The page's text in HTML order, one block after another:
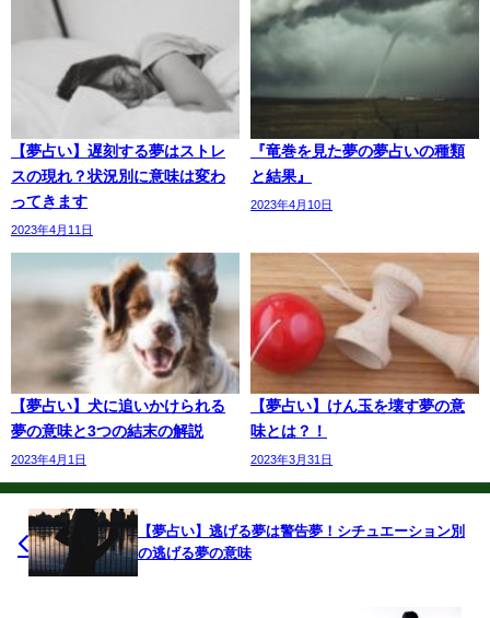
【夢占い】遅刻する夢はストレ
スの現れ？状況別に意味は変わ
ってきます
2023年4月11日
『竜巻を見た夢の夢占いの種類
と結果』
2023年4月10日
【夢占い】犬に追いかけられる
夢の意味と3つの結末の解説
2023年4月1日
【夢占い】けん玉を壊す夢の意
味とは？！
2023年3月31日
【夢占い】逃げる夢は警告夢！シチュエーション別
の逃げる夢の意味